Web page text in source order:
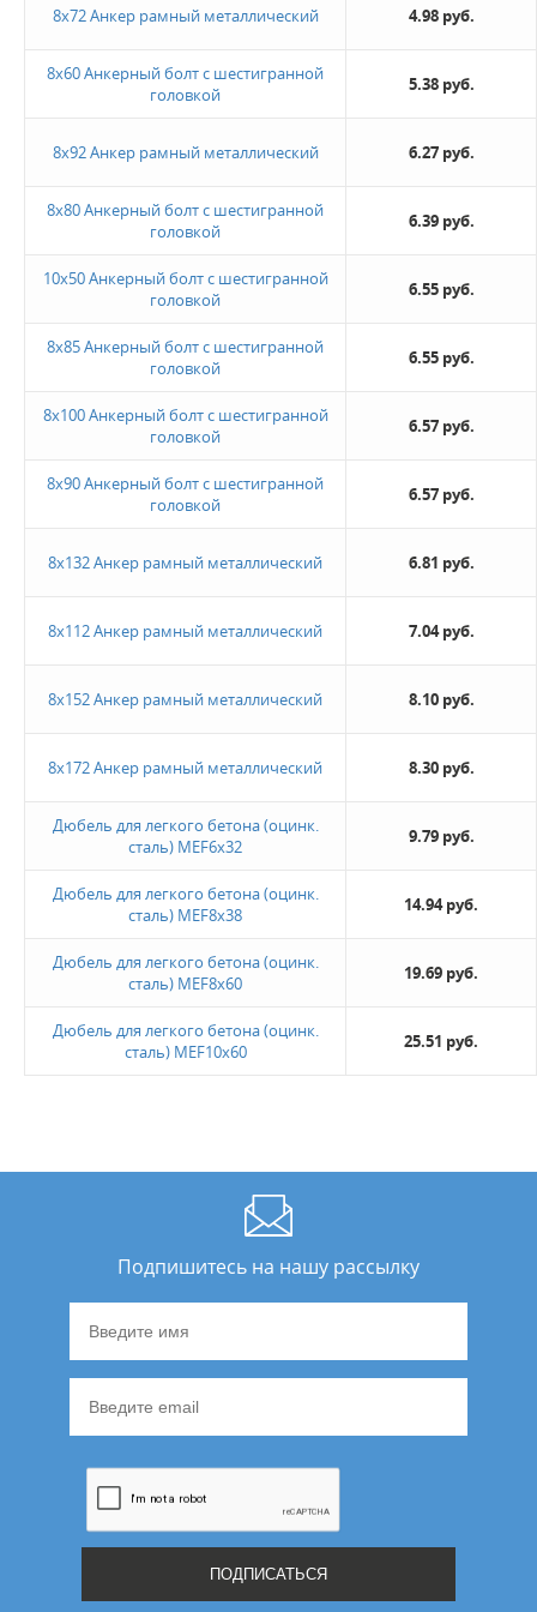
Новинка
Величина скидки
10%
Не нашли ничего подходящего?
8х72 Анкер рамный металлический 4.98 руб.
8х60 Анкерный болт с шестигранной
головкой
5.38 руб.
8х92 Анкер рамный металлический 6.27 руб.
8х80 Анкерный болт с шестигранной
головкой
6.39 руб.
10х50 Анкерный болт с шестигранной
головкой
6.55 руб.
8х85 Анкерный болт с шестигранной
головкой
6.55 руб.
8х100 Анкерный болт с шестигранной
головкой
6.57 руб.
8х90 Анкерный болт с шестигранной
головкой
6.57 руб.
8х132 Анкер рамный металлический 6.81 руб.
8х112 Анкер рамный металлический 7.04 руб.
8х152 Анкер рамный металлический 8.10 руб.
8х172 Анкер рамный металлический 8.30 руб.
Дюбель для легкого бетона (оцинк.
сталь) MEF6х32
9.79 руб.
Дюбель для легкого бетона (оцинк.
сталь) MEF8х38
14.94 руб.
Дюбель для легкого бетона (оцинк.
сталь) MEF8х60
19.69 руб.
Дюбель для легкого бетона (оцинк.
сталь) MEF10х60
25.51 руб.
Подпишитесь на нашу рассылку